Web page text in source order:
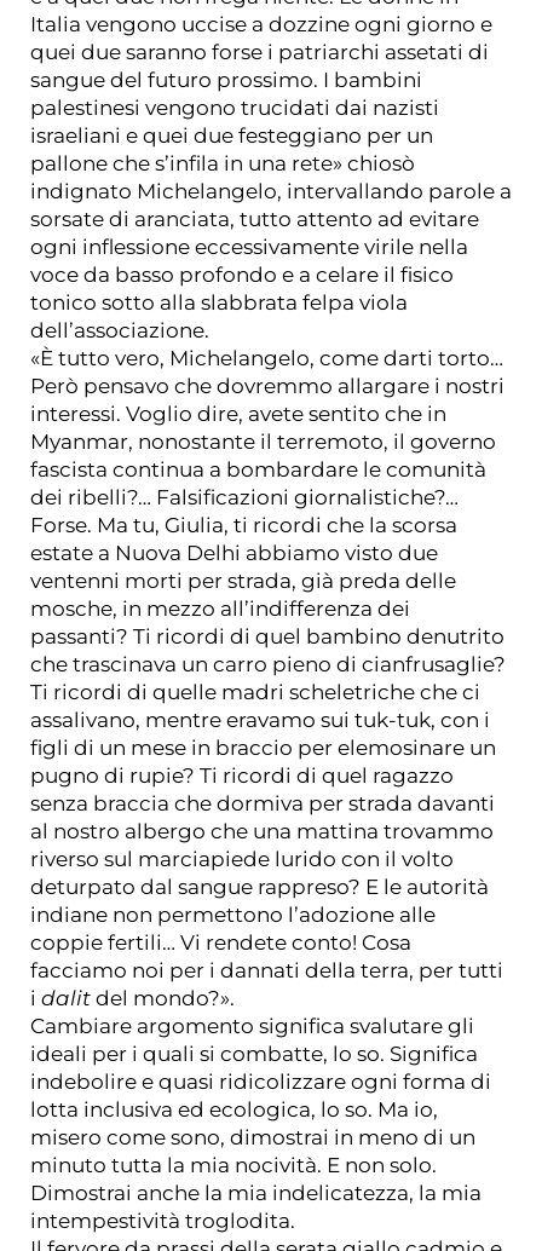
Italia vengono uccise a dozzine ogni giorno e
quei due saranno forse i patriarchi assetati di
sangue del futuro prossimo. I bambini
palestinesi vengono trucidati dai nazisti
israeliani e quei due festeggiano per un
pallone che s’infila in una rete» chiosò
indignato Michelangelo, intervallando parole a
sorsate di aranciata, tutto attento ad evitare
ogni inflessione eccessivamente virile nella
voce da basso profondo e a celare il fisico
tonico sotto alla slabbrata felpa viola
dell’associazione.
«È tutto vero, Michelangelo, come darti torto…
Però pensavo che dovremmo allargare i nostri
interessi. Voglio dire, avete sentito che in
Myanmar, nonostante il terremoto, il governo
fascista continua a bombardare le comunità
dei ribelli?… Falsificazioni giornalistiche?…
Forse. Ma tu, Giulia, ti ricordi che la scorsa
estate a Nuova Delhi abbiamo visto due
ventenni morti per strada, già preda delle
mosche, in mezzo all’indifferenza dei
passanti? Ti ricordi di quel bambino denutrito
che trascinava un carro pieno di cianfrusaglie?
Ti ricordi di quelle madri scheletriche che ci
assalivano, mentre eravamo sui tuk-tuk, con i
figli di un mese in braccio per elemosinare un
pugno di rupie? Ti ricordi di quel ragazzo
senza braccia che dormiva per strada davanti
al nostro albergo che una mattina trovammo
riverso sul marciapiede lurido con il volto
deturpato dal sangue rappreso? E le autorità
indiane non permettono l’adozione alle
coppie fertili… Vi rendete conto! Cosa
facciamo noi per i dannati della terra, per tutti
i dalit del mondo?».
Cambiare argomento significa svalutare gli
ideali per i quali si combatte, lo so. Significa
indebolire e quasi ridicolizzare ogni forma di
lotta inclusiva ed ecologica, lo so. Ma io,
misero come sono, dimostrai in meno di un
minuto tutta la mia nocività. E non solo.
Dimostrai anche la mia indelicatezza, la mia
intempestività troglodita.